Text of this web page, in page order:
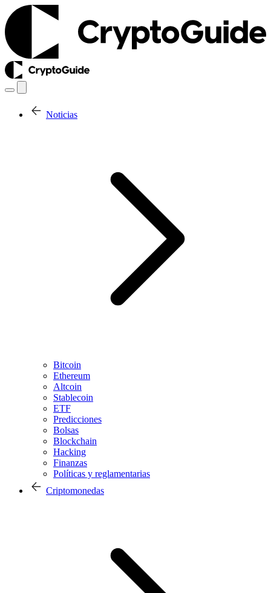
Noticias
Bitcoin
Ethereum
Altcoin
Stablecoin
ETF
Predicciones
Bolsas
Blockchain
Hacking
Finanzas
Políticas y reglamentarias
Criptomonedas